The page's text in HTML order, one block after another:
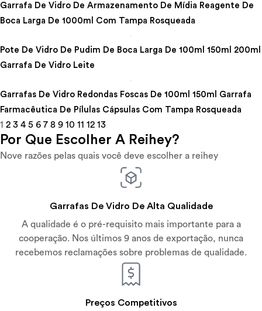
Garrafa De Vidro De Armazenamento De Mídia Reagente De
Boca Larga De 1000ml Com Tampa Rosqueada
Pote De Vidro De Pudim De Boca Larga De 100ml 150ml 200ml
Garrafa De Vidro Leite
Garrafas De Vidro Redondas Foscas De 100ml 150ml Garrafa
Farmacêutica De Pílulas Cápsulas Com Tampa Rosqueada
1 2 3 4 5 6 7 8 9 10 11 12 13
Por Que Escolher A Reihey?
Nove razões pelas quais você deve escolher a reihey
Garrafas De Vidro De Alta Qualidade
A qualidade é o pré-requisito mais importante para a
cooperação. Nos últimos 9 anos de exportação, nunca
recebemos reclamações sobre problemas de qualidade.
Preços Competitivos